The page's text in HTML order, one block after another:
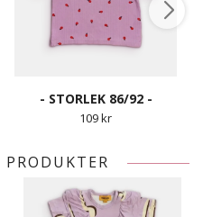
- STORLEK 86/92 -
109 kr
PRODUKTER